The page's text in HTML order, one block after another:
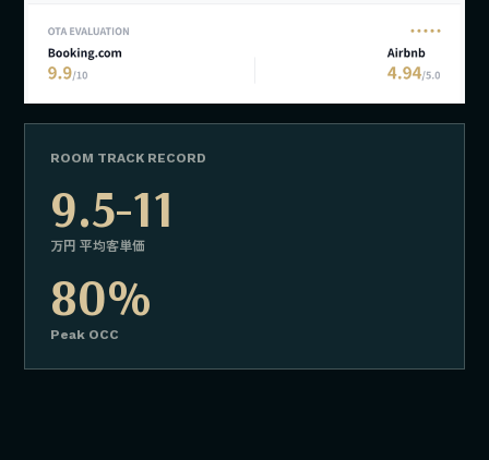
ROOM TRACK RECORD
9.5-11
万円 平均客単価
80%
Peak OCC